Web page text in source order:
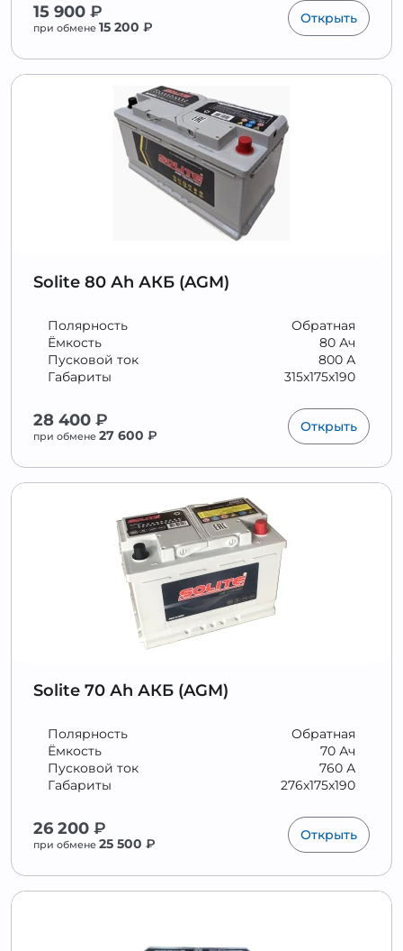
15 900 ₽
при обмене 15 200 ₽
Открыть
Solite 80 Аh АКБ (AGM)
Обратная
Полярность
80 Ач
Ёмкость
800 А
Пусковой ток
315x175x190
Габариты
28 400 ₽
при обмене 27 600 ₽
Открыть
Solite 70 Аh АКБ (AGM)
Обратная
Полярность
70 Ач
Ёмкость
760 А
Пусковой ток
276x175x190
Габариты
26 200 ₽
при обмене 25 500 ₽
Открыть